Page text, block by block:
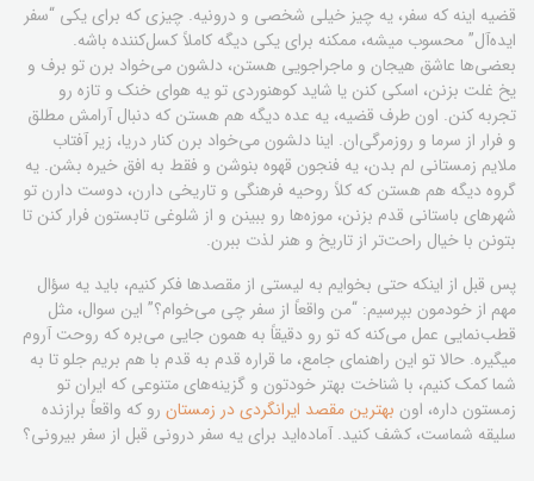
قضیه اینه که سفر، یه چیز خیلی شخصی و درونیه. چیزی که برای یکی “سفر
ایده‌آل” محسوب میشه، ممکنه برای یکی دیگه کاملاً کسل‌کننده باشه.
بعضی‌ها عاشق هیجان و ماجراجویی هستن، دلشون می‌خواد برن تو برف و
یخ غلت بزنن، اسکی کنن یا شاید کوهنوردی تو یه هوای خنک و تازه رو
تجربه کنن. اون طرف قضیه، یه عده دیگه هم هستن که دنبال آرامش مطلق
و فرار از سرما و روزمرگی‌ان. اینا دلشون می‌خواد برن کنار دریا، زیر آفتاب
ملایم زمستانی لم بدن، یه فنجون قهوه بنوشن و فقط به افق خیره بشن. یه
گروه دیگه هم هستن که کلاً روحیه فرهنگی و تاریخی دارن، دوست دارن تو
شهرهای باستانی قدم بزنن، موزه‌ها رو ببینن و از شلوغی تابستون فرار کنن تا
بتونن با خیال راحت‌تر از تاریخ و هنر لذت ببرن.
پس قبل از اینکه حتی بخوایم به لیستی از مقصدها فکر کنیم، باید یه سؤال
مهم از خودمون بپرسیم: “من واقعاً از سفر چی می‌خوام؟” این سوال، مثل
قطب‌نمایی عمل می‌کنه که تو رو دقیقاً به همون جایی می‌بره که روحت آروم
میگیره. حالا تو این راهنمای جامع، ما قراره قدم به قدم با هم بریم جلو تا به
شما کمک کنیم، با شناخت بهتر خودتون و گزینه‌های متنوعی که ایران تو
زمستون داره، اون بهترین مقصد ایرانگردی در زمستان رو که واقعاً برازنده
سلیقه شماست، کشف کنید. آماده‌اید برای یه سفر درونی قبل از سفر بیرونی؟